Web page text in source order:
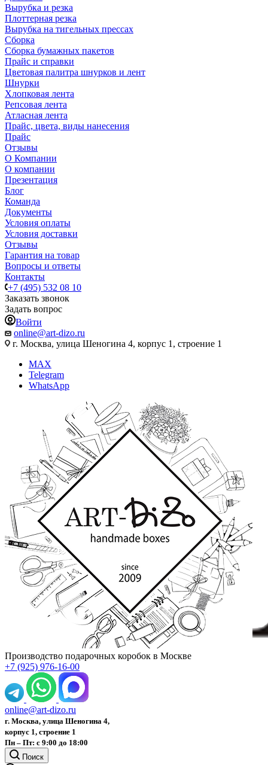
Вырубка и резка
Плоттерная резка
Вырубка на тигельных прессах
Сборка
Сборка бумажных пакетов
Прайс и справки
Цветовая палитра шнурков и лент
Шнурки
Хлопковая лента
Репсовая лента
Атласная лента
Прайс, цвета, виды нанесения
Прайс
Отзывы
О Компании
О компании
Презентация
Блог
Команда
Документы
Условия оплаты
Условия доставки
Отзывы
Гарантия на товар
Вопросы и ответы
Контакты
+7 (495) 532 08 10
Заказать звонок
Задать вопрос
Войти
online@art-dizo.ru
г. Москва, улица Шеногина 4, корпус 1, строение 1
MAX
Telegram
WhatsApp
Производство подарочных коробок в Москве
+7 (925) 976-16-00
online@art-dizo.ru
г. Москва, улица Шеногина 4,
корпус 1, строение 1
Пн – Пт: с 9:00 до 18:00
Поиск